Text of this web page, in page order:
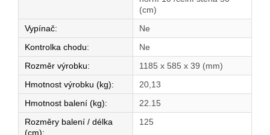
(cm)
Vypínač:
Ne
Kontrolka chodu:
Ne
Rozměr výrobku:
1185 x 585 x 39 (mm)
Hmotnost výrobku (kg):
20,13
Hmotnost balení (kg):
22.15
Rozměry balení / délka
(cm):
125